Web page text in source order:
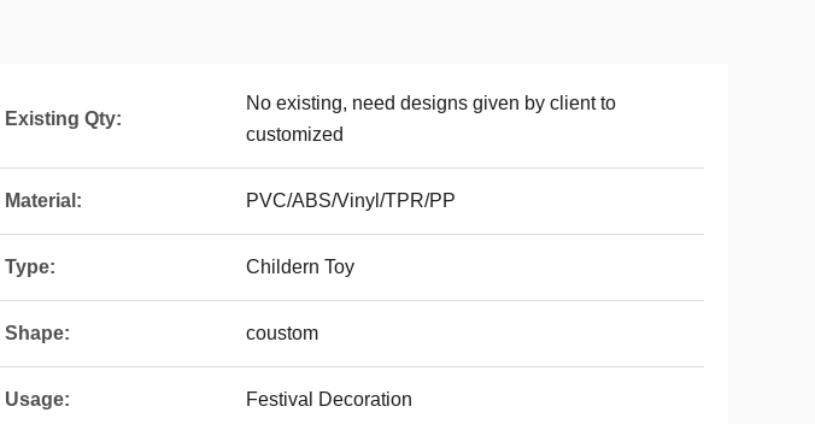
Existing Qty:
No existing, need designs given by client to
customized
Material: PVC/ABS/Vinyl/TPR/PP
Type: Childern Toy
Shape: coustom
Usage: Festival Decoration